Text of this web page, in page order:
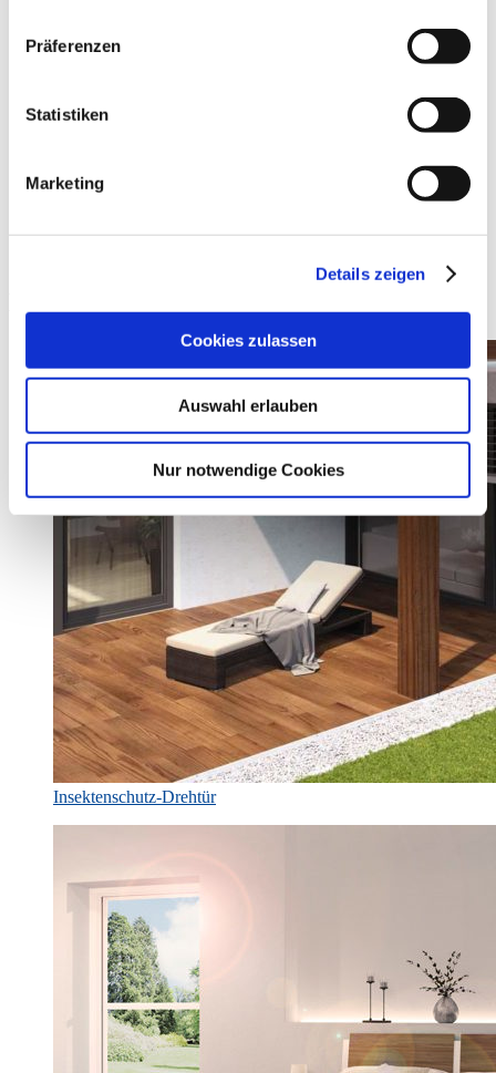
Präferenzen
Statistiken
Marketing
Details zeigen
Cookies zulassen
Auswahl erlauben
Nur notwendige Cookies
Insektenschutz-Drehtür